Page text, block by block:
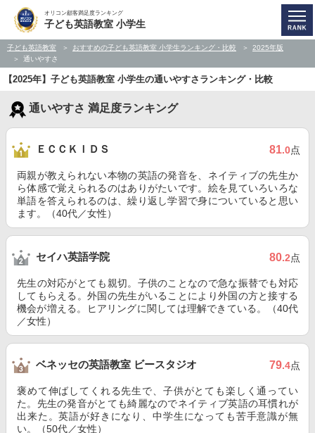
オリコン顧客満足度ランキング
子ども英語教室 小学生
子ども英語教室 おすすめの子ども英語教室 小学生ランキング・比較
2025年版
通いやすさ
【2025年】子ども英語教室 小学生の通いやすさランキング・比較
通いやすさ 満足度ランキング
ＥＣＣＫＩＤＳ 81.0点
両親が教えられない本物の英語の発音を、ネイティブの先生か
ら体感で覚えられるのはありがたいです。絵を見ていろいろな
単語を答えられるのは、繰り返し学習で身についていると思い
ます。（40代／女性）
セイハ英語学院 80.2点
先生の対応がとても親切。子供のことなので急な振替でも対応
してもらえる。外国の先生がいることにより外国の方と接する
機会が増える。ヒアリングに関しては理解できている。（40代
／女性）
ベネッセの英語教室 ビースタジオ 79.4点
褒めて伸ばしてくれる先生で、子供がとても楽しく通ってい
た。先生の発音がとても綺麗なのでネイティブ英語の耳慣れが
出来た。英語が好きになり、中学生になっても苦手意識が無
い。（50代／女性）